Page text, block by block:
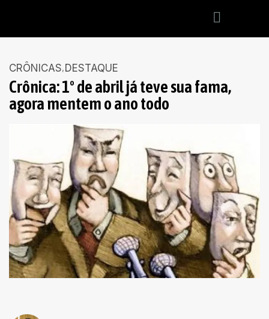
CRÔNICAS DESTAQUE
Crônica: 1º de abril já teve sua fama,
agora mentem o ano todo